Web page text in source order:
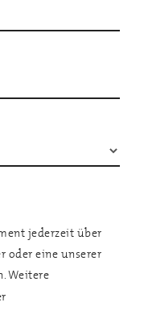
jederzeit über
oder eine unserer
Weitere